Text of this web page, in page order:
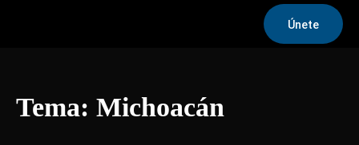
Únete
Tema: Michoacán